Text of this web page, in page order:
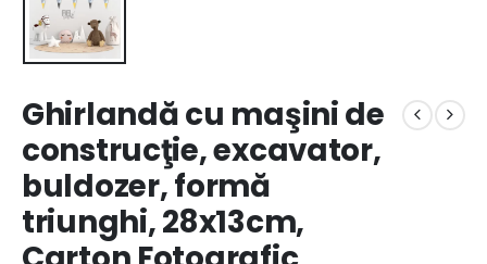
Ghirlandă cu maşini de
construcţie, excavator,
buldozer, formă
triunghi, 28x13cm,